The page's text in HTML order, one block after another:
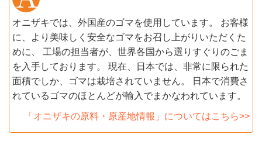
オニザキでは、外国産のゴマを使用しています。 お客様
に、より美味しく安全なゴマをお召し上がりいただくた
めに、 工場の担当者が、世界各国から選りすぐりのごま
を入手しております。 現在、日本では、非常に限られた
面積でしか、ゴマは栽培されていません。 日本で消費さ
れているゴマのほとんどが輸入でまかなわれています。
「オニザキの原料・原産地情報」についてはこちら>>